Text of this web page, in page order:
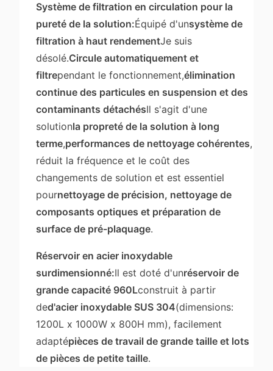
Système de filtration en circulation pour la
pureté de la solution:Équipé d'unsystème de
filtration à haut rendementJe suis
désolé.Circule automatiquement et
filtrependant le fonctionnement,élimination
continue des particules en suspension et des
contaminants détachésIl s'agit d'une
solutionla propreté de la solution à long
terme,performances de nettoyage cohérentes,
réduit la fréquence et le coût des
changements de solution et est essentiel
pournettoyage de précision, nettoyage de
composants optiques et préparation de
surface de pré-plaquage.
Réservoir en acier inoxydable
surdimensionné:Il est doté d'unréservoir de
grande capacité 960Lconstruit à partir
ded'acier inoxydable SUS 304(dimensions:
1200L x 1000W x 800H mm), facilement
adaptépièces de travail de grande taille et lots
de pièces de petite taille.